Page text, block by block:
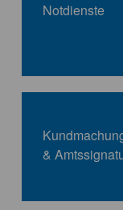
Notdienste
&